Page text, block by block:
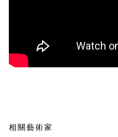
相關藝術家